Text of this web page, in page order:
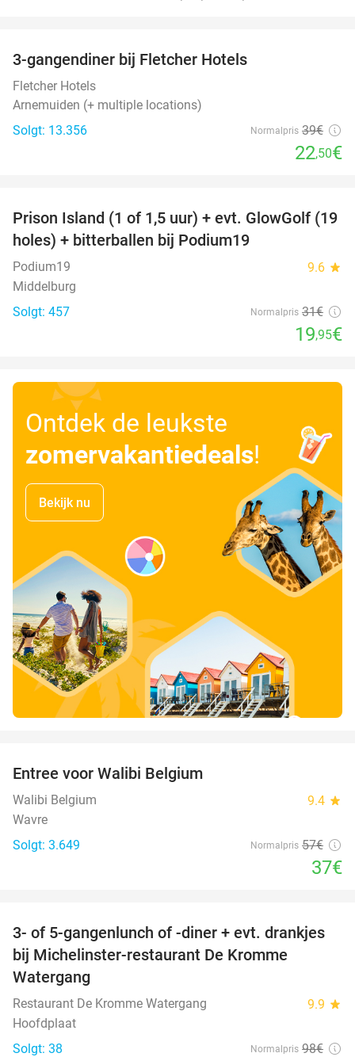
3-gangendiner bij Fletcher Hotels
Fletcher Hotels
Arnemuiden (+ multiple locations)
Solgt: 13.356
Normalpris 39€
22,50€
36%
Prison Island (1 of 1,5 uur) + evt. GlowGolf (19
holes) + bitterballen bij Podium19
Podium19 9.6 star
Middelburg
Solgt: 457
Normalpris 31€
19,95€
Ontdek de leukste
zomervakantiedeals!
Bekijk nu
Entree voor Walibi Belgium
Walibi Belgium 9.4 star
Wavre
Solgt: 3.649
Normalpris 57€
37€
16%
3- of 5-gangenlunch of -diner + evt. drankjes
bij Michelinster-restaurant De Kromme
Watergang
Restaurant De Kromme Watergang 9.9 star
Hoofdplaat
Solgt: 38
Normalpris 98€